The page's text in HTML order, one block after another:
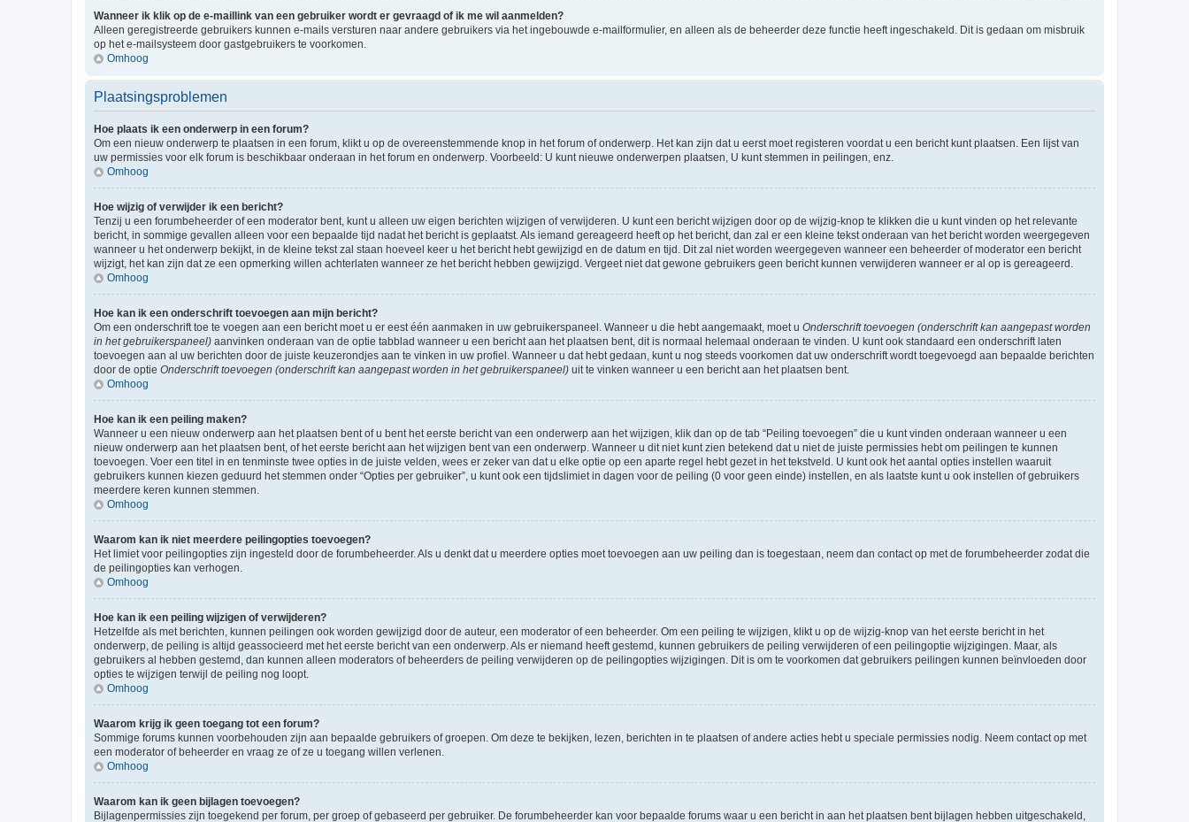
Wanneer ik klik op de e-maillink van een gebruiker wordt er gevraagd of ik me wil aanmelden?
Alleen geregistreerde gebruikers kunnen e-mails versturen naar andere gebruikers via het ingebouwde e-mailformulier, en alleen als de beheerder deze functie heeft ingeschakeld. Dit is gedaan om misbruik
op het e-mailsysteem door gastgebruikers te voorkomen.
Omhoog
Plaatsingsproblemen
Hoe plaats ik een onderwerp in een forum?
Om een nieuw onderwerp te plaatsen in een forum, klikt u op de overeenstemmende knop in het forum of onderwerp. Het kan zijn dat u eerst moet registeren voordat u een bericht kunt plaatsen. Een lijst van
uw permissies voor elk forum is beschikbaar onderaan in het forum en onderwerp. Voorbeeld: U kunt nieuwe onderwerpen plaatsen, U kunt stemmen in peilingen, enz.
Omhoog
Hoe wijzig of verwijder ik een bericht?
Tenzij u een forumbeheerder of een moderator bent, kunt u alleen uw eigen berichten wijzigen of verwijderen. U kunt een bericht wijzigen door op de wijzig-knop te klikken die u kunt vinden op het relevante
bericht, in sommige gevallen alleen voor een bepaalde tijd nadat het bericht is geplaatst. Als iemand gereageerd heeft op het bericht, dan zal er een kleine tekst onderaan van het bericht worden weergegeven
wanneer u het onderwerp bekijkt, in de kleine tekst zal staan hoeveel keer u het bericht hebt gewijzigd en de datum en tijd. Dit zal niet worden weergegeven wanneer een beheerder of moderator een bericht
wijzigt, het kan zijn dat ze een opmerking willen achterlaten wanneer ze het bericht hebben gewijzigd. Vergeet niet dat gewone gebruikers geen bericht kunnen verwijderen wanneer er al op is gereageerd.
Omhoog
Hoe kan ik een onderschrift toevoegen aan mijn bericht?
Om een onderschrift toe te voegen aan een bericht moet u er eest één aanmaken in uw gebruikerspaneel. Wanneer u die hebt aangemaakt, moet u Onderschrift toevoegen (onderschrift kan aangepast worden
in het gebruikerspaneel) aanvinken onderaan van de optie tabblad wanneer u een bericht aan het plaatsen bent, dit is normaal helemaal onderaan te vinden. U kunt ook standaard een onderschrift laten
toevoegen aan al uw berichten door de juiste keuzerondjes aan te vinken in uw profiel. Wanneer u dat hebt gedaan, kunt u nog steeds voorkomen dat uw onderschrift wordt toegevoegd aan bepaalde berichten
door de optie Onderschrift toevoegen (onderschrift kan aangepast worden in het gebruikerspaneel) uit te vinken wanneer u een bericht aan het plaatsen bent.
Omhoog
Hoe kan ik een peiling maken?
Wanneer u een nieuw onderwerp aan het plaatsen bent of u bent het eerste bericht van een onderwerp aan het wijzigen, klik dan op de tab “Peiling toevoegen” die u kunt vinden onderaan wanneer u een
nieuw onderwerp aan het plaatsen bent, of het eerste bericht aan het wijzigen bent van een onderwerp. Wanneer u dit niet kunt zien betekend dat u niet de juiste permissies hebt om peilingen te kunnen
toevoegen. Voer een titel in en tenminste twee opties in de juiste velden, wees er zeker van dat u elke optie op een aparte regel hebt gezet in het tekstveld. U kunt ook het aantal opties instellen waaruit
gebruikers kunnen kiezen geduurd het stemmen onder “Opties per gebruiker”, u kunt ook een tijdslimiet in dagen voor de peiling (0 voor geen einde) instellen, en als laatste kunt u ook instellen of gebruikers
meerdere keren kunnen stemmen.
Omhoog
Waarom kan ik niet meerdere peilingopties toevoegen?
Het limiet voor peilingopties zijn ingesteld door de forumbeheerder. Als u denkt dat u meerdere opties moet toevoegen aan uw peiling dan is toegestaan, neem dan contact op met de forumbeheerder zodat die
de peilingopties kan verhogen.
Omhoog
Hoe kan ik een peiling wijzigen of verwijderen?
Hetzelfde als met berichten, kunnen peilingen ook worden gewijzigd door de auteur, een moderator of een beheerder. Om een peiling te wijzigen, klikt u op de wijzig-knop van het eerste bericht in het
onderwerp, de peiling is altijd geassocieerd met het eerste bericht van een onderwerp. Als er niemand heeft gestemd, kunnen gebruikers de peiling verwijderen of een peilingoptie wijzigingen. Maar, als
gebruikers al hebben gestemd, dan kunnen alleen moderators of beheerders de peiling verwijderen op de peilingopties wijzigingen. Dit is om te voorkomen dat gebruikers peilingen kunnen beïnvloeden door
opties te wijzigen terwijl de peiling nog loopt.
Omhoog
Waarom krijg ik geen toegang tot een forum?
Sommige forums kunnen voorbehouden zijn aan bepaalde gebruikers of groepen. Om deze te bekijken, lezen, berichten in te plaatsen of andere acties hebt u speciale permissies nodig. Neem contact op met
een moderator of beheerder en vraag ze of ze u toegang willen verlenen.
Omhoog
Waarom kan ik geen bijlagen toevoegen?
Bijlagenpermissies zijn toegekend per forum, per groep of gebaseerd per gebruiker. De forumbeheerder kan voor bepaalde forums waar u een bericht in aan het plaatsen bent bijlagen hebben uitgeschakeld,